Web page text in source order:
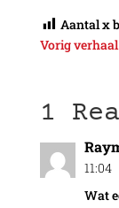
Aantal x
Vorig verhaal
1
11:04
Wat